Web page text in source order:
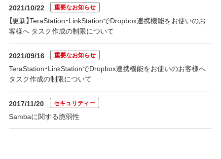
2021/10/22 重要なお知らせ
【更新】TeraStation・LinkStationでDropbox連携機能をお使いのお
客様へ タスク作成の制限について
2021/09/16 重要なお知らせ
TeraStation・LinkStationでDropbox連携機能をお使いのお客様へ
タスク作成の制限について
2017/11/20 セキュリティー
Sambaに関する脆弱性